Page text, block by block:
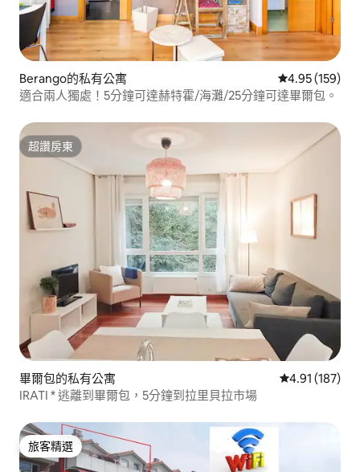
Berango的私有公寓 從 159 則評價
4.95 (159)
適合兩人獨處！5分鐘可達赫特霍/海灘/25分鐘可達畢爾包。
超讚房東
超讚房東
畢爾包的私有公寓 從 187 則評價
4.91 (187)
IRATI * 逃離到畢爾包，5分鐘到拉里貝拉市場
旅客精選
旅客精選